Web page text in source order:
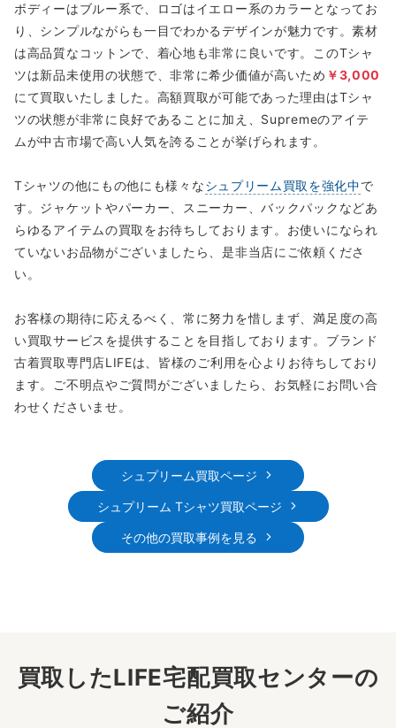
ボディーはブルー系で、ロゴはイエロー系のカラーとなってお
り、シンプルながらも一目でわかるデザインが魅力です。素材
は高品質なコットンで、着心地も非常に良いです。このTシャ
ツは新品未使用の状態で、非常に希少価値が高いため ￥3,000
にて買取いたしました。高額買取が可能であった理由はTシャ
ツの状態が非常に良好であることに加え、Supremeのアイテ
ムが中古市場で高い人気を誇ることが挙げられます。
Tシャツの他にもの他にも様々なシュプリーム買取を強化中で
す。ジャケットやパーカー、スニーカー、バックパックなどあ
らゆるアイテムの買取をお待ちしております。お使いになられ
ていないお品物がございましたら、是非当店にご依頼くださ
い。
お客様の期待に応えるべく、常に努力を惜しまず、満足度の高
い買取サービスを提供することを目指しております。ブランド
古着買取専門店LIFEは、皆様のご利用を心よりお待ちしており
ます。ご不明点やご質問がございましたら、お気軽にお問い合
わせくださいませ。
シュプリーム買取ページ
シュプリーム Tシャツ買取ページ
その他の買取事例を見る
買取したLIFE宅配買取センターの
ご紹介